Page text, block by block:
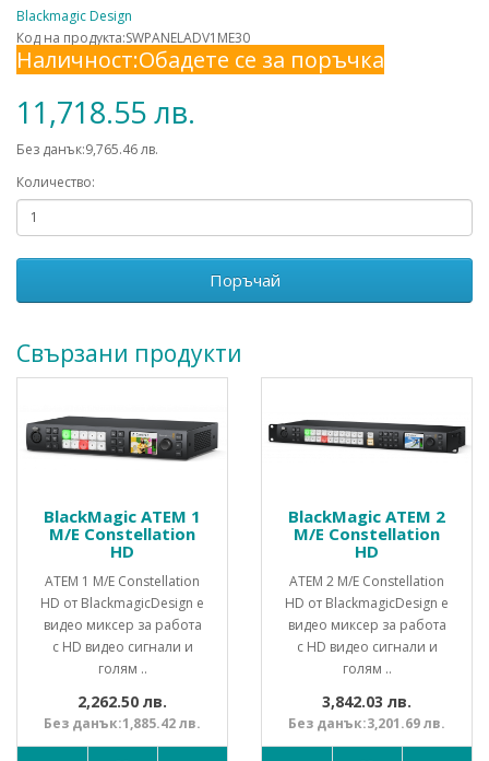
Blackmagic Design
Код на продукта:SWPANELADV1ME30
Наличност:Обадете се за поръчка
11,718.55 лв.
Без данък:9,765.46 лв.
Количество:
Поръчай
Свързани продукти
BlackMagic ATEM 1
M/E Constellation
HD
ATEM 1 M/E Constellation
HD от BlackmagicDesign е
видео миксер за работа
с HD видео сигнали и
голям ..
2,262.50 лв.
Без данък:1,885.42 лв.
BlackMagic ATEM 2
M/E Constellation
HD
ATEM 2 M/E Constellation
HD от BlackmagicDesign е
видео миксер за работа
с HD видео сигнали и
голям ..
3,842.03 лв.
Без данък:3,201.69 лв.